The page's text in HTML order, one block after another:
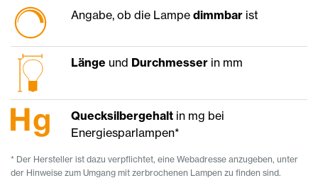
Angabe, ob die Lampe dimmbar ist
Länge und Durchmesser in mm
Quecksilbergehalt in mg bei
Energiesparlampen*
* Der Hersteller ist dazu verpflichtet, eine Webadresse anzugeben, unter
der Hinweise zum Umgang mit zerbrochenen Lampen zu finden sind.